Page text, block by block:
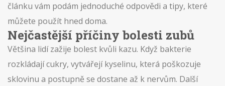
článku vám podám jednoduché odpovědi a tipy, které
můžete použít hned doma.
Nejčastější příčiny bolesti zubů
Většina lidí zažije bolest kvůli kazu. Když bakterie
rozkládají cukry, vytvářejí kyselinu, která poškozuje
sklovinu a postupně se dostane až k nervům. Další